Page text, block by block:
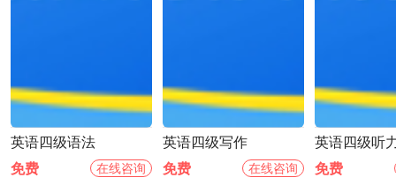
英语四级语法
免费
在线咨询
英语四级写作
免费
在线咨询
英语四级听
免费